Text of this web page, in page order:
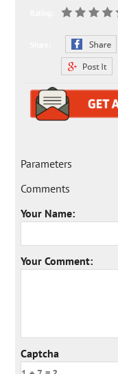
Parameters
Comments
Your Name:
Your Comment:
Captcha